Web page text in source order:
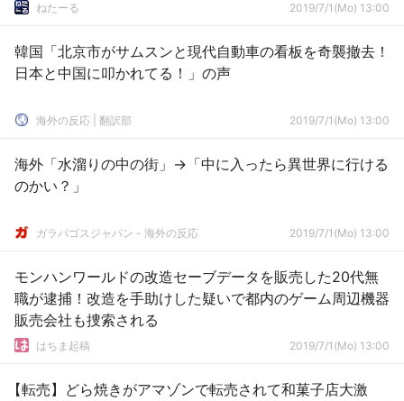
ねたーる 2019/7/1(Mo) 13:00
韓国「北京市がサムスンと現代自動車の看板を奇襲撤去！
日本と中国に叩かれてる！」の声
海外の反応 | 翻訳部 2019/7/1(Mo) 13:00
海外「水溜りの中の街」→「中に入ったら異世界に行ける
のかい？」
ガラパゴスジャパン - 海外の反応 2019/7/1(Mo) 13:00
モンハンワールドの改造セーブデータを販売した20代無
職が逮捕！改造を手助けした疑いで都内のゲーム周辺機器
販売会社も捜索される
はちま起稿 2019/7/1(Mo) 13:00
【転売】どら焼きがアマゾンで転売されて和菓子店大激